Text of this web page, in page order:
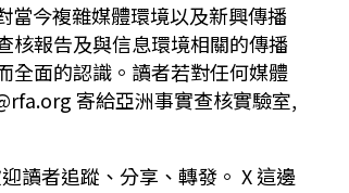
當今複雜媒體環境以及新興傳播
核報告及與信息環境相關的傳播
全面的認識。讀者若對任何媒體
寄給亞洲事實查核實驗室,
讀者追蹤、分享、轉發。 X這邊